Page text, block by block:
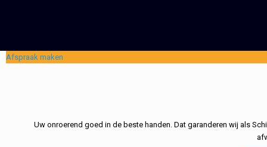
Afspraak maken
Uw onroerend goed in de beste handen. Dat garanderen wij als